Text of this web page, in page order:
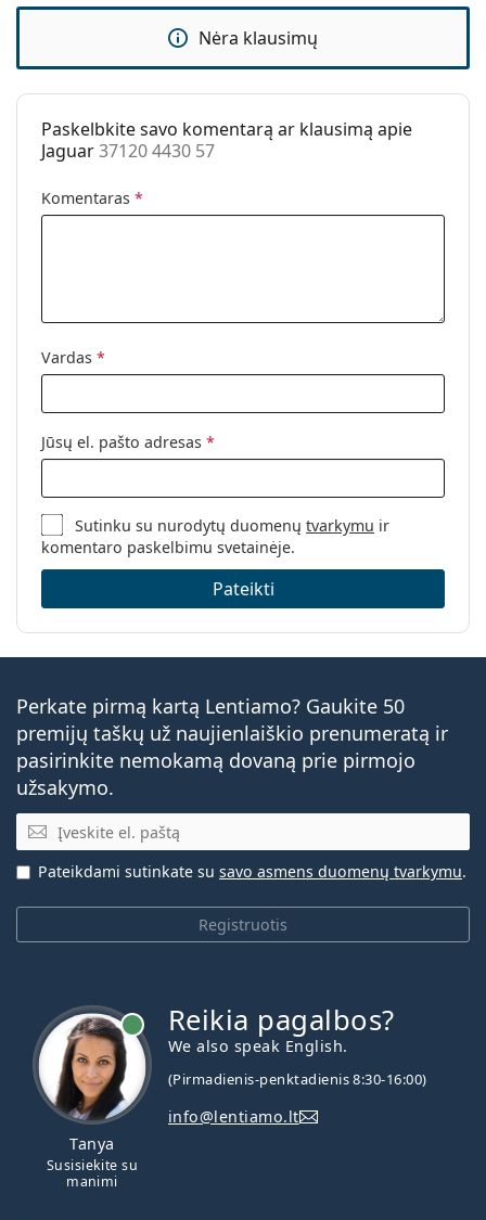
Kategorija:
Akiniai nuo saulės
Jaguar
Naudojimas:
Madingi
Kodas:
37120 4430 57
Nėra klausimų
Paskelbkite savo komentarą ar klausimą apie
Jaguar37120 4430 57
Komentaras *
Vardas *
Jūsų el. pašto adresas *
Sutinku su nurodytų duomenųtvarkymu ir
komentaro paskelbimu svetainėje.
Pateikti
Perkate pirmą kartą Lentiamo? Gaukite 50
premijų taškų už naujienlaiškio prenumeratą ir
pasirinkite nemokamą dovaną prie pirmojo
užsakymo.
El. pašto adresas
Registruotis
Pateikdami sutinkate su savo asmens duomenų tvarkymu.
Tanya
Susisiekite su
manimi
Reikia pagalbos?
We also speak English.
(Pirmadienis-penktadienis 8:30-16:00)
info@lentiamo.lt